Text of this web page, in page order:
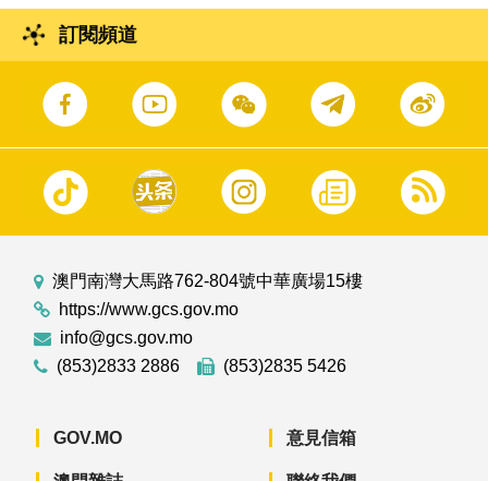
訂閱頻道
澳門南灣大馬路762-804號中華廣場15樓
https://www.gcs.gov.mo
info@gcs.gov.mo
(853)2833 2886
(853)2835 5426
GOV.MO 意見信箱